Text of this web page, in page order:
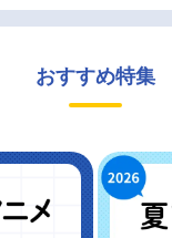
おすすめ特集